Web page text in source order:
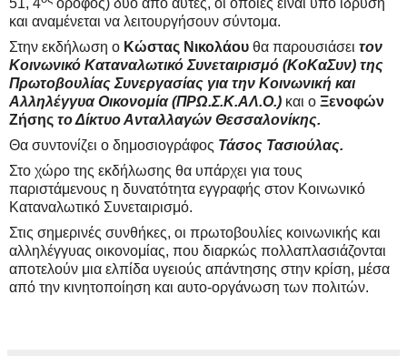
51, 4
όροφος) δύο από αυτές, οι οποίες είναι υπό ίδρυση
και αναμένεται να λειτουργήσουν σύντομα.
Στην εκδήλωση ο Κώστας Νικολάου θα παρουσιάσει τον
Κοινωνικό Καταναλωτικό Συνεταιρισμό (ΚοΚαΣυν) της
Πρωτοβουλίας Συνεργασίας για την Κοινωνική και
Αλληλέγγυα Οικονομία (ΠΡΩ.Σ.Κ.ΑΛ.Ο.) και ο Ξενοφών
Ζήσης το Δίκτυο Ανταλλαγών Θεσσαλονίκης.
Θα συντονίζει ο δημοσιογράφος Τάσος Τασιούλας.
Στο χώρο της εκδήλωσης θα υπάρχει για τους
παριστάμενους η δυνατότητα εγγραφής στον Κοινωνικό
Καταναλωτικό Συνεταιρισμό.
Στις σημερινές συνθήκες, οι πρωτοβουλίες κοινωνικής και
αλληλέγγυας οικονομίας, που διαρκώς πολλαπλασιάζονται
αποτελούν μια ελπίδα υγειούς απάντησης στην κρίση, μέσα
από την κινητοποίηση και αυτο-οργάνωση των πολιτών.